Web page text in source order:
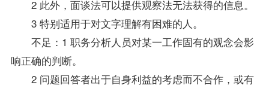
2 此外，面谈法可以提供观察法无法获得的信息。
3 特别适用于对文字理解有困难的人。
不足：1 职务分析人员对某一工作固有的观念会影
响正确的判断。
2 问题回答者出于自身利益的考虑而不合作，或有